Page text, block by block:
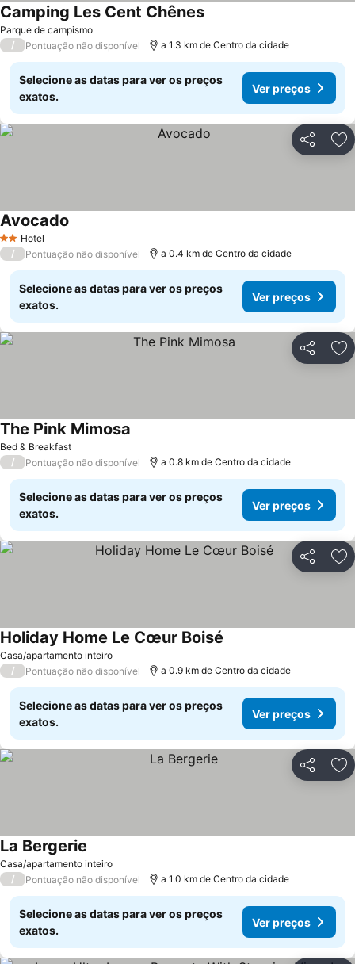
Parque de campismo
Camping Les Cent ChênesVer preços
/ Pontuação não disponível a 1.3 km de Centro da cidade
Selecione as datas para ver os preços
exatos.
Ver preços
Partilhar
2 Estrelas
Hotel
Avocado
/ Pontuação não disponível a 0.4 km de Centro da cidade
Selecione as datas para ver os preços
exatos.
Ver preços
Partilhar
Bed & Breakfast
The Pink Mimosa
/ Pontuação não disponível a 0.8 km de Centro da cidade
Selecione as datas para ver os preços
exatos.
Ver preços
Partilhar
Casa/apartamento inteiro
Holiday Home Le Cœur Boisé
/ Pontuação não disponível a 0.9 km de Centro da cidade
Selecione as datas para ver os preços
exatos.
Ver preços
Partilhar
Casa/apartamento inteiro
La Bergerie
/ Pontuação não disponível a 1.0 km de Centro da cidade
Selecione as datas para ver os preços
exatos.
Ver preços